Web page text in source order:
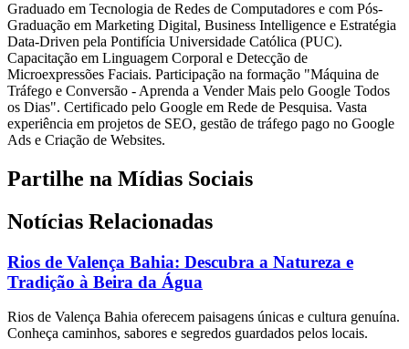
Graduado em Tecnologia de Redes de Computadores e com Pós-
Graduação em Marketing Digital, Business Intelligence e Estratégia
Data-Driven pela Pontifícia Universidade Católica (PUC).
Capacitação em Linguagem Corporal e Detecção de
Microexpressões Faciais. Participação na formação "Máquina de
Tráfego e Conversão - Aprenda a Vender Mais pelo Google Todos
os Dias". Certificado pelo Google em Rede de Pesquisa. Vasta
experiência em projetos de SEO, gestão de tráfego pago no Google
Ads e Criação de Websites.
Partilhe na Mídias Sociais
Notícias Relacionadas
Rios de Valença Bahia: Descubra a Natureza e
Tradição à Beira da Água
Rios de Valença Bahia oferecem paisagens únicas e cultura genuína.
Conheça caminhos, sabores e segredos guardados pelos locais.